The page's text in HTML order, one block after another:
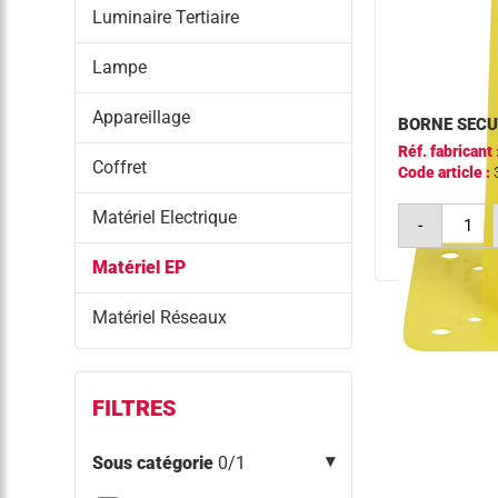
Luminaire Tertiaire
Lampe
Appareillage
Coffret
Matériel Electrique
Matériel EP
Matériel Réseaux
FILTRES
Sous catégorie 0/1
BORNE
Réf. fabricant
Code article :
-
borne
securis
jaune